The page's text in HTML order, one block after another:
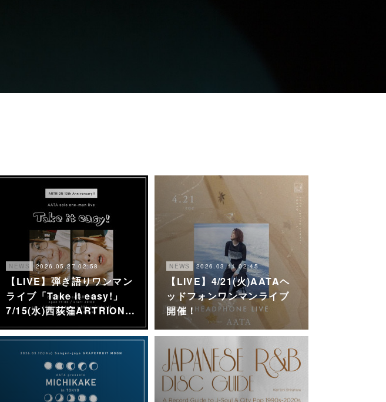
NEWS 2026.05.27 02:58
【LIVE】弾き語りワンマン
ライブ「Take it easy!」
7/15(水)西荻窪ARTRION…
NEWS 2026.03.11 02:45
【LIVE】4/21(火)AATAヘ
ッドフォンワンマンライブ
開催！